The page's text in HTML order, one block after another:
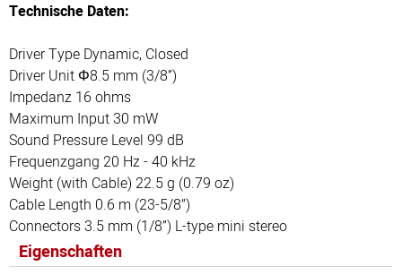
Technische Daten:
Driver Type Dynamic, Closed
Driver Unit Φ8.5 mm (3/8”)
Impedanz 16 ohms
Maximum Input 30 mW
Sound Pressure Level 99 dB
Frequenzgang 20 Hz - 40 kHz
Weight (with Cable) 22.5 g (0.79 oz)
Cable Length 0.6 m (23-5/8”)
Connectors 3.5 mm (1/8”) L-type mini stereo
Eigenschaften